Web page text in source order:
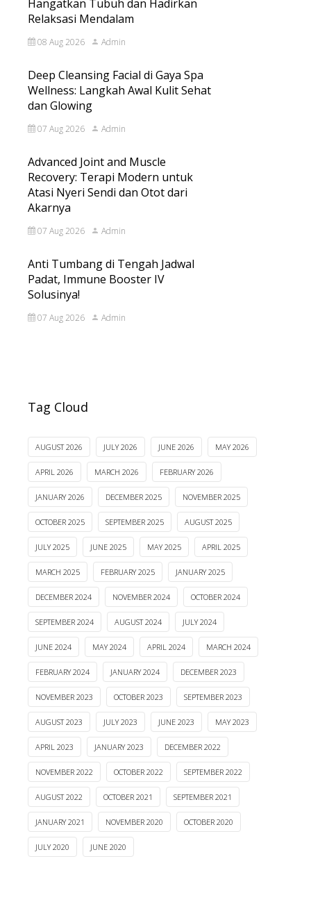
Hangatkan Tubuh dan Hadirkan
Relaksasi Mendalam
08 Aug 2026 Admin
Deep Cleansing Facial di Gaya Spa
Wellness: Langkah Awal Kulit Sehat
dan Glowing
07 Aug 2026 Admin
Advanced Joint and Muscle
Recovery: Terapi Modern untuk
Atasi Nyeri Sendi dan Otot dari
Akarnya
07 Aug 2026 Admin
Anti Tumbang di Tengah Jadwal
Padat, Immune Booster IV
Solusinya!
07 Aug 2026 Admin
Tag Cloud
AUGUST 2026 JULY 2026 JUNE 2026 MAY 2026
APRIL 2026 MARCH 2026 FEBRUARY 2026
JANUARY 2026 DECEMBER 2025 NOVEMBER 2025
OCTOBER 2025 SEPTEMBER 2025 AUGUST 2025
JULY 2025 JUNE 2025 MAY 2025 APRIL 2025
MARCH 2025 FEBRUARY 2025 JANUARY 2025
DECEMBER 2024 NOVEMBER 2024 OCTOBER 2024
SEPTEMBER 2024 AUGUST 2024 JULY 2024
JUNE 2024 MAY 2024 APRIL 2024 MARCH 2024
FEBRUARY 2024 JANUARY 2024 DECEMBER 2023
NOVEMBER 2023 OCTOBER 2023 SEPTEMBER 2023
AUGUST 2023 JULY 2023 JUNE 2023 MAY 2023
APRIL 2023 JANUARY 2023 DECEMBER 2022
NOVEMBER 2022 OCTOBER 2022 SEPTEMBER 2022
AUGUST 2022 OCTOBER 2021 SEPTEMBER 2021
JANUARY 2021 NOVEMBER 2020 OCTOBER 2020
JULY 2020 JUNE 2020